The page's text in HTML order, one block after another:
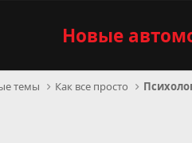
Новые
темы Как все просто